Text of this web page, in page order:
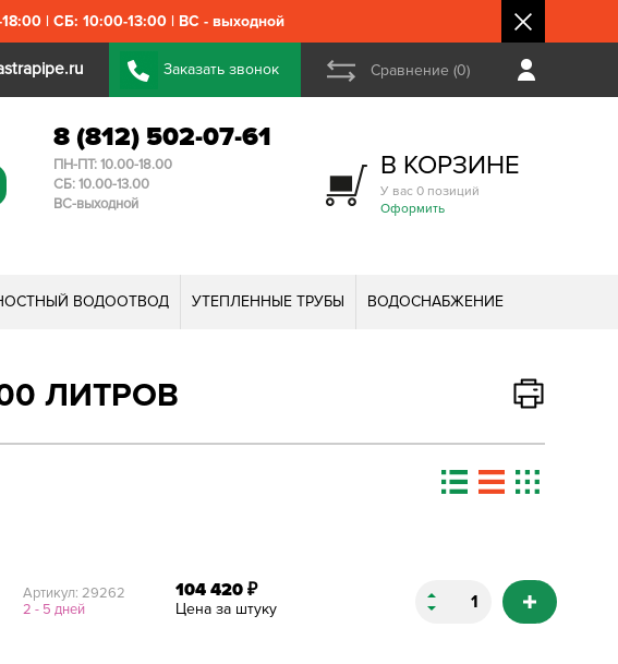
| СБ: 10:00-13:00 | ВС - выходной
Заказать звонок Сравнение (0)
8 (812) 502-07-61
ПН-ПТ: 10.00-18.00
СБ: 10.00-13.00
ВС-выходной
В КОРЗИНЕ
У вас 0 позиций
Оформить
ВОДООТВОД УТЕПЛЕННЫЕ ТРУБЫ ВОДОСНАБЖЕНИЕ
ЛИТРОВ
Артикул: 29262
2 - 5 дней
104 420 ₽
Цена за штуку